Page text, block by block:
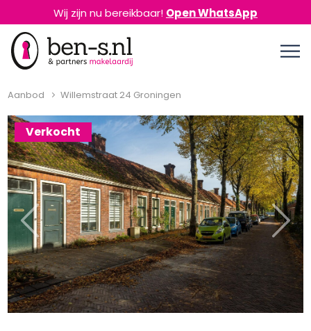
Wij zijn nu bereikbaar! Open WhatsApp
Aanbod Willemstraat 24 Groningen
Verkocht
Previous Next